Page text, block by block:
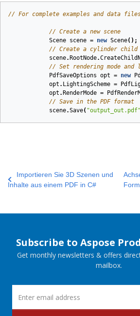
// For complete examples and data
// Create a new scene
Scene scene = new Scene();
// Create a cylinder child
scene. RootNode.
// Set rendering mode and
PdfSaveOptions opt = new
opt . LightingScheme =
opt . RenderMode =
// Save in the PDF format
scene.Save( "output_out.pdf"
Importieren Sie 3D Szenen und
Inhalte aus einem PDF in C#
Subscribe to Aspose
Get monthly newsletters & offers
mailbox.